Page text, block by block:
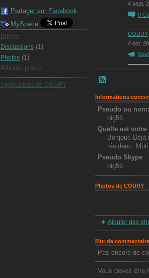
Partager sur Facebook
MySpace
Billets
Discussions(1)
Photos(1)
Albums photo
Applications de COURY
4 sept.
0
COURY
4 oct.
Informations
Pseudo ou nom:
big56
Quelle est votre
Bonjour.
résidenc.
Pseudo Skype
big56
Photos de COURY
Ajouter des
Mur de
Pas encore de
Vous devez être